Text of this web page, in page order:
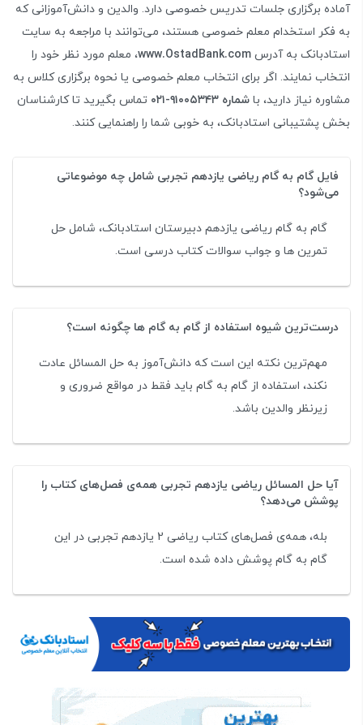
آماده برگزاری جلسات تدریس خصوصی دارد. والدین و دانش‌آموزانی که
به فکر استخدام معلم خصوصی هستند، می‌توانند با مراجعه به سایت
استادبانک به آدرس www.OstadBank.com، معلم مورد نظر خود را
انتخاب نمایند. اگر برای انتخاب معلم خصوصی یا نحوه برگزاری کلاس به
مشاوره نیاز دارید، با شماره ۹۱۰۰۵۳۴۳-۰۲۱
تماس بگیرید تا کارشناسان
بخش پشتیبانی استادبانک، به خوبی شما را راهنمایی کنند.
فایل گام به گام ریاضی یازدهم تجربی شامل چه موضوعاتی
می‌شود؟
گام به گام ریاضی یازدهم دبیرستان استادبانک، شامل حل
تمرین ها و جواب سوالات کتاب درسی است.
درست‌ترین شیوه استفاده از گام به گام ها چگونه است؟
مهم‌ترین نکته این است که دانش‌آموز به حل المسائل عادت
نکند، استفاده از گام به گام باید فقط در مواقع ضروری و
زیرنظر والدین باشد.
آیا حل المسائل ریاضی یازدهم تجربی همه‌ی فصل‌های کتاب را
پوشش می‌دهد؟
بله، همه‌ی فصل‌های کتاب ریاضی 2 یازدهم تجربی در این
گام به گام پوشش داده شده است.